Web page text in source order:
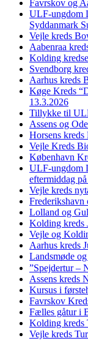
Favrskov og
ULF-ungdom
Syddanmark
Vejle kreds
Aabenraa
Kolding
Svendborg
Aarhus kreds
Køge Kreds
13.3.2026
Tillykke til
Assens og
Horsens
Vejle Kreds
København
ULF-ungdom
eftermiddag
Vejle kreds
Frederikshavn
Lolland og
Kolding kreds
Vejle og
Aarhus kreds
Landsmøde
”Spejdertur –
Assens kreds
Kursus i
Favrskov
Fælles gåtur i
Kolding kreds
Vejle kreds